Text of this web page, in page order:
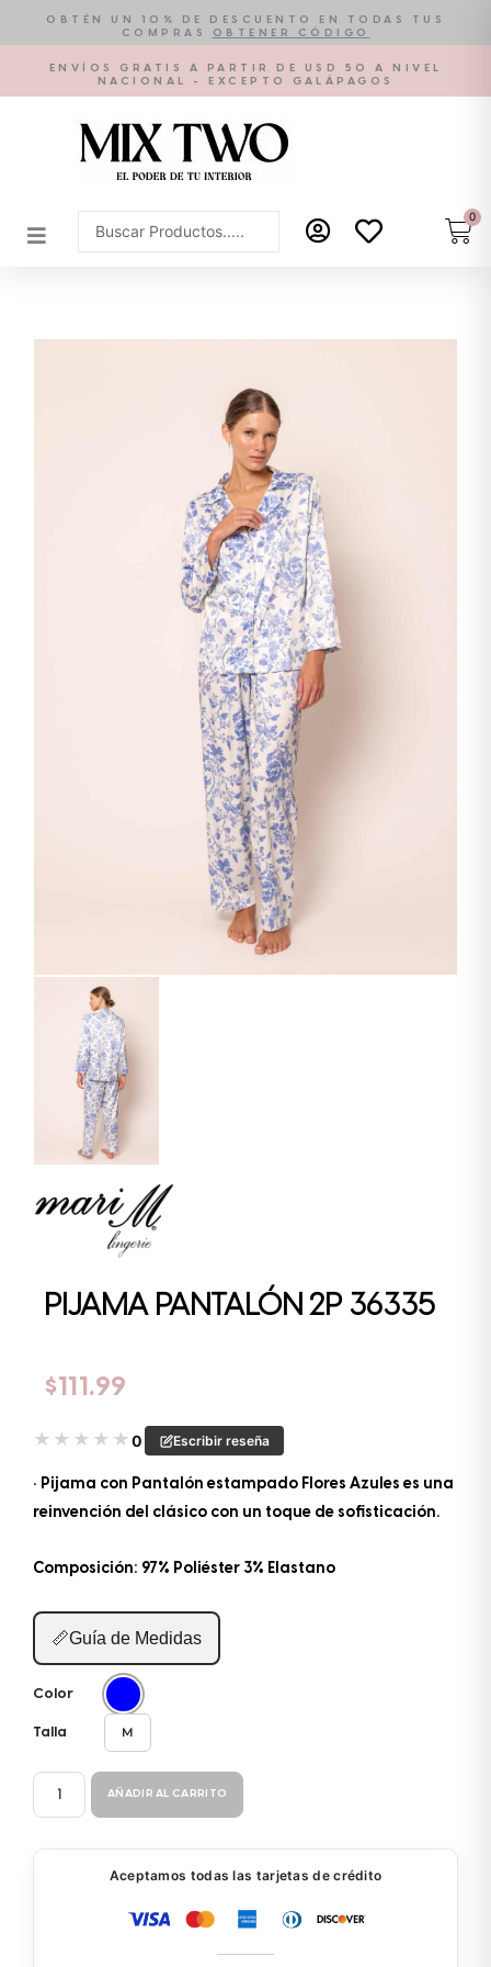
contenido
OBTÉN UN 10% DE DESCUENTO EN TODAS TUS
COMPRAS
OBTENER CÓDIGO
ENVÍOS GRATIS A PARTIR DE USD 50 A NIVEL
NACIONAL - EXCEPTO GALÁPAGOS
Search
...
0
PIJAMA PANTALÓN 2P 36335
$111.99
★ ★ ★ ★ ★0 Escribir reseña
• Pijama con Pantalón estampado Flores Azules es una
reinvención del clásico con un toque de sofisticación.
Composición: 97% Poliéster 3% Elastano
📏Guía de Medidas
Color
Talla M
PIJAMA
PANTALÓN
AÑADIR AL CARRITO
Aceptamos todas las tarjetas de crédito